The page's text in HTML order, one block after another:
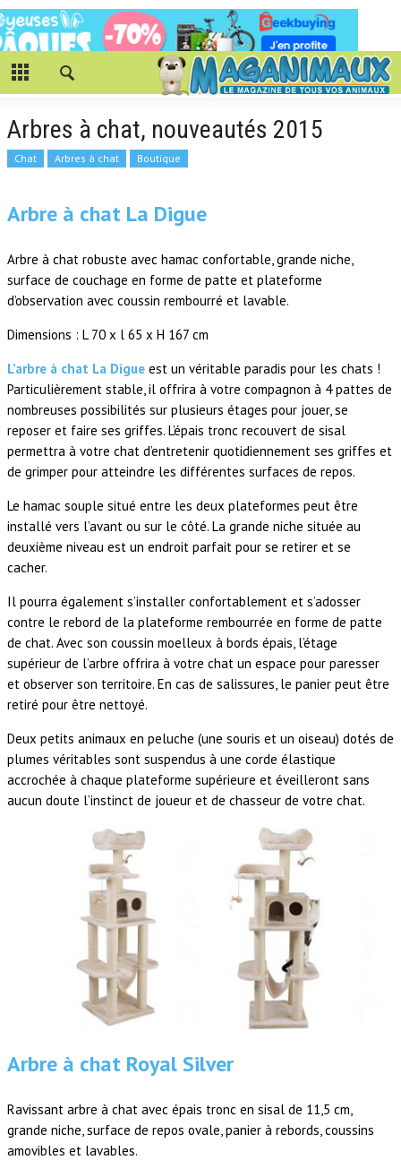
Arbres à chat, nouveautés 2015
Chat Arbres à chat Boutique
Arbre à chat La Digue
Arbre à chat robuste avec hamac confortable, grande niche,
surface de couchage en forme de patte et plateforme
d’observation avec coussin rembourré et lavable.
Dimensions : L 70 x l 65 x H 167 cm
L’arbre à chat La Digue est un véritable paradis pour les chats !
Particulièrement stable, il offrira à votre compagnon à 4 pattes de
nombreuses possibilités sur plusieurs étages pour jouer, se
reposer et faire ses griffes. L’épais tronc recouvert de sisal
permettra à votre chat d’entretenir quotidiennement ses griffes et
de grimper pour atteindre les différentes surfaces de repos.
Le hamac souple situé entre les deux plateformes peut être
installé vers l’avant ou sur le côté. La grande niche située au
deuxième niveau est un endroit parfait pour se retirer et se
cacher.
Il pourra également s’installer confortablement et s’adosser
contre le rebord de la plateforme rembourrée en forme de patte
de chat. Avec son coussin moelleux à bords épais, l’étage
supérieur de l’arbre offrira à votre chat un espace pour paresser
et observer son territoire. En cas de salissures, le panier peut être
retiré pour être nettoyé.
Deux petits animaux en peluche (une souris et un oiseau) dotés de
plumes véritables sont suspendus à une corde élastique
accrochée à chaque plateforme supérieure et éveilleront sans
aucun doute l’instinct de joueur et de chasseur de votre chat.
Arbre à chat Royal Silver
Ravissant arbre à chat avec épais tronc en sisal de 11,5 cm,
grande niche, surface de repos ovale, panier à rebords, coussins
amovibles et lavables.